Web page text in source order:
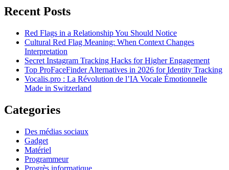
Recent Posts
Red Flags in a Relationship You Should Notice
Cultural Red Flag Meaning: When Context Changes
Interpretation
Secret Instagram Tracking Hacks for Higher Engagement
Top ProFaceFinder Alternatives in 2026 for Identity Tracking
Vocalis.pro : La Révolution de l’IA Vocale Émotionnelle
Made in Switzerland
Categories
Des médias sociaux
Gadget
Matériel
Programmeur
Progrès informatique